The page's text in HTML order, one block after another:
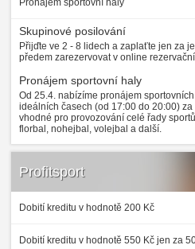
Skupinové posilování
Přijďte ve 2 - 8 lidech a zaplaťte jen za
předem zarezervovat v online
Pronájem sportovní haly
Od 25.4. nabízíme pronájem
ideálních časech (od 17:00 do 20:00)
vhodné pro provozování celé řady
florbal, nohejbal, volejbal a další.
Profitsport
Dobití kreditu v hodnotě 200 Kč
Dobití kreditu v hodnotě 550 Kč jen za